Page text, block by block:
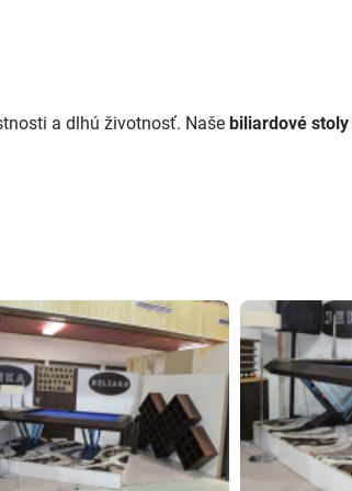
a dlhú životnosť. Naše biliardové stoly